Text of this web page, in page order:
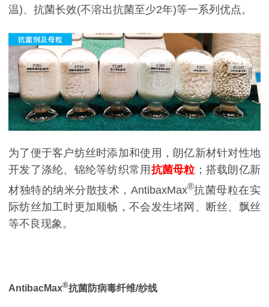
温)、抗菌长效(不溶出抗菌至少2年)等一系列优点。
为了便于客户纺丝时添加和使用，朗亿新材针对性地
开发了涤纶、锦纶等纺织常用 抗菌母粒 ；搭载朗亿新
材独特的纳米分散技术，AntibaxMax®抗菌母粒在实
际纺丝加工时更加顺畅，不会发生堵网、断丝、飘丝
等不良现象。
AntibacMax®抗菌防病毒纤维/纱线